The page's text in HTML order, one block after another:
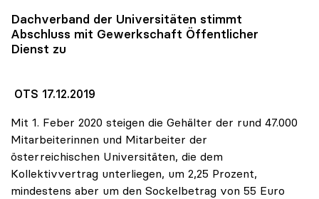
Dachverband der Universitäten stimmt
Abschluss mit Gewerkschaft Öffentlicher
Dienst zu
OTS 17.12.2019
Mit 1. Feber 2020 steigen die Gehälter der rund 47.000
Mitarbeiterinnen und Mitarbeiter der
österreichischen Universitäten, die dem
Kollektivvertrag unterliegen, um 2,25 Prozent,
mindestens aber um den Sockelbetrag von 55 Euro